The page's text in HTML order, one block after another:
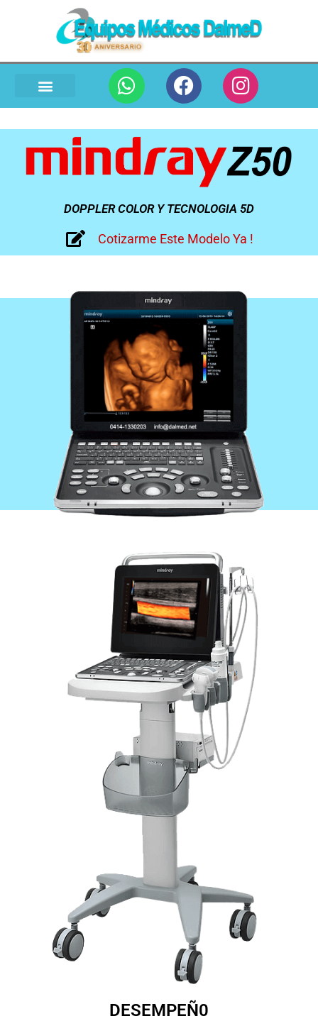
DOPPLER COLOR Y TECNOLOGIA 5D
Cotizarme Este Modelo Ya !
DESEMPEÑ0